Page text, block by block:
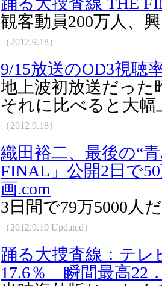
観客動員200万人、
（2012.9.18）
9/15放送のOD3視聴
地上波初放送だった
それに比べると大幅
（2012.9.18）
織田裕二、最後の“
FINAL」公開2日で
画.com
3日間で79万5000人
（2012.9.10 Updated）
踊る大捜査線：テレ
17.6％ 瞬間最高22